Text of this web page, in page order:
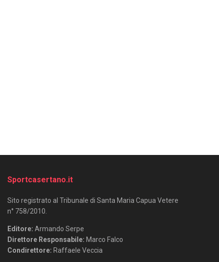
Sportcasertano.it
Sito registrato al Tribunale di Santa Maria Capua Vetere
n° 758/2010.
Editore: Armando Serpe
Direttore Responsabile: Marco Falco
Condirettore: Raffaele Veccia